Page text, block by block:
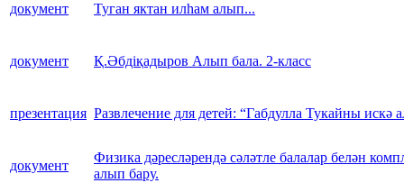
документ Туган яктан илһам алып...
документ Қ.Әбдіқадыров Алып бала. 2-класс
презентация Развлечение для детей: “Габдулла Тукайны искә
документ
Физика дәресләрендә сәләтле балалар белән
алып бару.